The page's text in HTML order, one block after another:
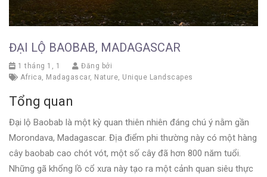
ĐẠI LỘ BAOBAB, MADAGASCAR
1 tháng 1, 1
Đăng bởi
Africa
Madagascar, Nature Unique Landscapes
Tổng quan
Đại lộ Baobab là một kỳ quan thiên nhiên đáng chú ý nằm gần
Morondava, Madagascar. Địa điểm phi thường này có một hàng
cây baobab cao chót vót, một số cây đã hơn 800 năm tuổi.
Những gã khổng lồ cổ xưa này tạo ra một cảnh quan siêu thực